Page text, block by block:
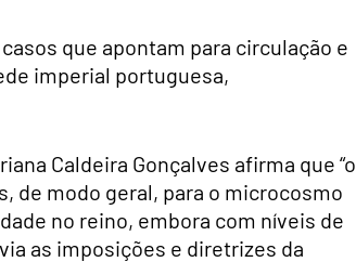
que apontam para circulação e
imperial portuguesa,
Caldeira Gonçalves afirma que
de modo geral, para o microcosmo
no reino, embora com níveis de
as imposições e diretrizes da